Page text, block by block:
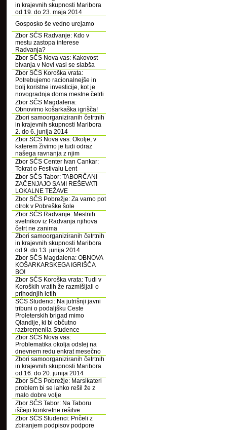
in krajevnih skupnosti Maribora
od 19. do 23. maja 2014
Gosposko še vedno urejamo
Zbor SČS Radvanje: Kdo v
mestu zastopa interese
Radvanja?
Zbor SČS Nova vas: Kakovost
bivanja v Novi vasi se slabša
Zbor SČS Koroška vrata:
Potrebujemo racionalnejše in
bolj koristne investicije, kot je
novogradnja doma mestne četrti
Zbor SČS Magdalena:
Obnovimo košarkaška igrišča!
Zbori samoorganiziranih četrtnih
in krajevnih skupnosti Maribora
2. do 6. junija 2014
Zbor SČS Nova vas: Okolje, v
katerem živimo je tudi odraz
našega ravnanja z njim
Zbor SČS Center Ivan Cankar:
Tokrat o Festivalu Lent
Zbor SČS Tabor: TABORČANI
ZAČENJAJO SAMI REŠEVATI
LOKALNE TEŽAVE
Zbor SČS Pobrežje: Za varno pot
otrok v Pobreške šole
Zbor SČS Radvanje: Mestnih
svetnikov iz Radvanja njihova
četrt ne zanima
Zbori samoorganiziranih četrtnih
in krajevnih skupnosti Maribora
od 9. do 13. junija 2014
Zbor SČS Magdalena: OBNOVA
KOŠARKARSKEGA IGRIŠČA
BO!
Zbor SČS Koroška vrata: Tudi v
Koroških vratih že razmišljali o
prihodnjih letih
SČS Studenci: Na jutrišnji javni
tribuni o podaljšku Ceste
Proleterskih brigad mimo
Qlandije, ki bi občutno
razbremenila Studence
Zbor SČS Nova vas:
Problematika okolja odslej na
dnevnem redu enkrat mesečno
Zbori samoorganiziranih četrtnih
in krajevnih skupnosti Maribora
od 16. do 20. junija 2014
Zbor SČS Pobrežje: Marsikateri
problem bi se lahko rešil že z
malo dobre volje
Zbor SČS Tabor: Na Taboru
iščejo konkretne rešitve
Zbor SČS Studenci: Pričeli z
zbiranjem podpisov podpore